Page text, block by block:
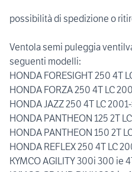
possibilità di spedizione o
Ventola semi puleggia
seguenti modelli:
HONDA FORESIGHT 250 4T
HONDA FORZA 250 4T LC
HONDA JAZZ 250 4T LC
HONDA PANTHEON 125 2T LC
HONDA PANTHEON 150 2T
HONDA REFLEX 250 4T LC
KYMCO AGILITY 300i 300 ie